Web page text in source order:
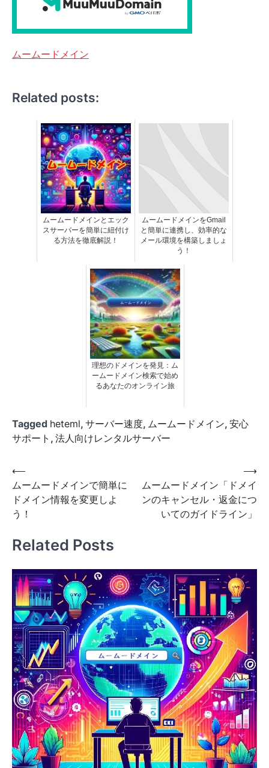
ムームードメイン
Related posts:
ムームードメインとエック
スサーバーを簡単に紐付け
る方法を徹底解説！
ムームードメインをGmail
と簡単に連携し、効率的な
メール環境を構築しましょ
う！
理想のドメインを発見：ム
ームードメイン検索で始め
るあなたのオンライン旅
Tagged heteml, サーバー速度, ムームードメイン, 安心
サポート , 法人向けレンタルサーバー
投
稿
ナ
ゲ
シ
ョ
ン
⟵
ムームードメインで簡単に
ドメイン情報を変更しよ
う！
ムームードメイン「ドメイ
ンのキャンセル・返金につ
いてのガイドライン」
⟶
Related Posts